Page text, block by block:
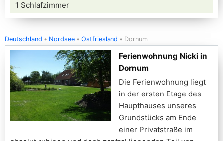
1 Schlafzimmer
Deutschland Nordsee Ostfriesland Dornum
Ferienwohnung Nicki in
Dornum
Die Ferienwohnung liegt
in der ersten Etage des
Haupthauses unseres
Grundstücks am Ende
einer Privatstraße im